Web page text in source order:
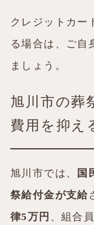
クレジットカー
る場合は、ご自
ましょう。
旭川市の葬
費用を抑え
旭川市では、
国
祭給付金が支給
律5万円 、組合